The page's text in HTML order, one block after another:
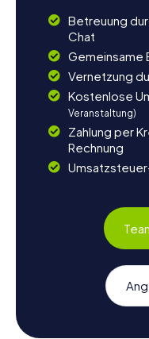
Betreuung
Chat
Gemeinsame
Vernetzung
Kostenlose
Veranstaltung)
Zahlung per
Rechnung